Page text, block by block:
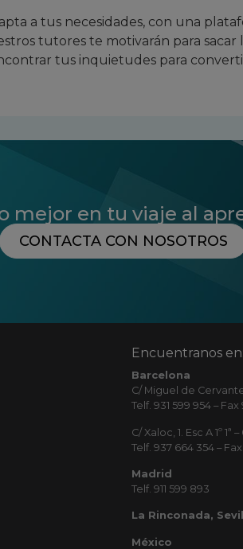
a tus necesidades, con una
tutores te motivarán para sacar
tus inquietudes para
mejor en tu viaje al
CONTACTA CON NOSOTROS
Encuentranos en:
Barcelona
C/ Miguel de
Telf. 931 599 954 – Fax
C/ Xaloc, 1. Esc A 1º
Telf. 937 664 354 –
Madrid
Telf. 911 599 893
La Rinconada,
México